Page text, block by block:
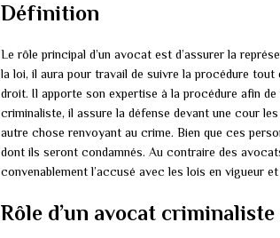
Définition
Le rôle principal d’un avocat est d’assurer la
la loi, il aura pour travail de suivre la procédure tout
droit. Il apporte son expertise à la procédure afin
criminaliste, il assure la défense devant une cour
autre chose renvoyant au crime. Bien que ces
dont ils seront condamnés. Au contraire des
convenablement l’accusé avec les lois en vigueur
Rôle d’un avocat criminaliste